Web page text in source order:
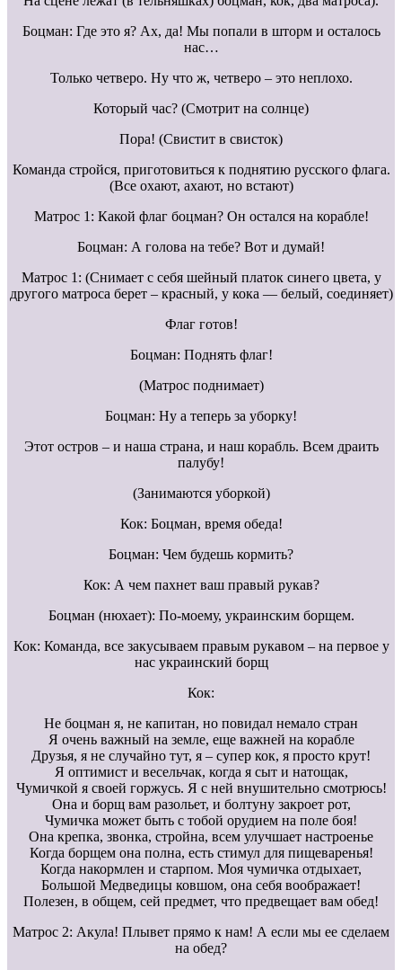
Боцман: Где это я? Ах, да! Мы попали в шторм и осталось
нас…
Только четверо. Ну что ж, четверо – это неплохо.
Который час? (Смотрит на солнце)
Пора! (Свистит в свисток)
Команда стройся, приготовиться к поднятию русского флага.
(Все охают, ахают, но встают)
Матрос 1: Какой флаг боцман? Он остался на корабле!
Боцман: А голова на тебе? Вот и думай!
Матрос 1: (Снимает с себя шейный платок синего цвета, у
другого матроса берет – красный, у кока — белый, соединяет)
Флаг готов!
Боцман: Поднять флаг!
(Матрос поднимает)
Боцман: Ну а теперь за уборку!
Этот остров – и наша страна, и наш корабль. Всем драить
палубу!
(Занимаются уборкой)
Кок: Боцман, время обеда!
Боцман: Чем будешь кормить?
Кок: А чем пахнет ваш правый рукав?
Боцман (нюхает): По-моему, украинским борщем.
Кок: Команда, все закусываем правым рукавом – на первое у
нас украинский борщ
Кок:
Не боцман я, не капитан, но повидал немало стран
Я очень важный на земле, еще важней на корабле
Друзья, я не случайно тут, я – супер кок, я просто крут!
Я оптимист и весельчак, когда я сыт и натощак,
Чумичкой я своей горжусь. Я с ней внушительно смотрюсь!
Она и борщ вам разольет, и болтуну закроет рот,
Чумичка может быть с тобой орудием на поле боя!
Она крепка, звонка, стройна, всем улучшает настроенье
Когда борщем она полна, есть стимул для пищеваренья!
Когда накормлен и старпом. Моя чумичка отдыхает,
Большой Медведицы ковшом, она себя воображает!
Полезен, в общем, сей предмет, что предвещает вам обед!
Матрос 2: Акула! Плывет прямо к нам! А если мы ее сделаем
на обед?